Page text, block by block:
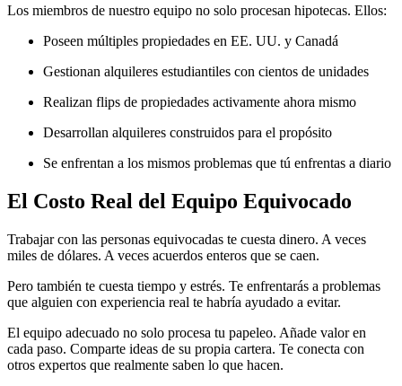
Los miembros de nuestro equipo no solo procesan hipotecas. Ellos:
Poseen múltiples propiedades en EE. UU. y Canadá
Gestionan alquileres estudiantiles con cientos de unidades
Realizan flips de propiedades activamente ahora mismo
Desarrollan alquileres construidos para el propósito
Se enfrentan a los mismos problemas que tú enfrentas a diario
El Costo Real del Equipo Equivocado
Trabajar con las personas equivocadas te cuesta dinero. A veces
miles de dólares. A veces acuerdos enteros que se caen.
Pero también te cuesta tiempo y estrés. Te enfrentarás a problemas
que alguien con experiencia real te habría ayudado a evitar.
El equipo adecuado no solo procesa tu papeleo. Añade valor en
cada paso. Comparte ideas de su propia cartera. Te conecta con
otros expertos que realmente saben lo que hacen.